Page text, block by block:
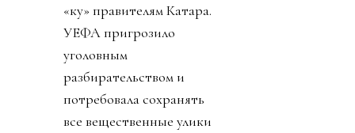
«ку» правителям Катара.
УЕФА пригрозило
уголовным
разбирательством и
потребовала сохранять
все вещественные улики